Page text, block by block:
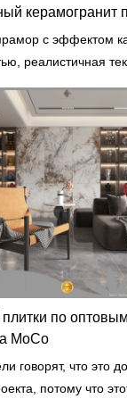
керамогранит
с эффектом
реалистичная
на
подчеркивает
по оптовым
MoCo
говорят, что это
потому что